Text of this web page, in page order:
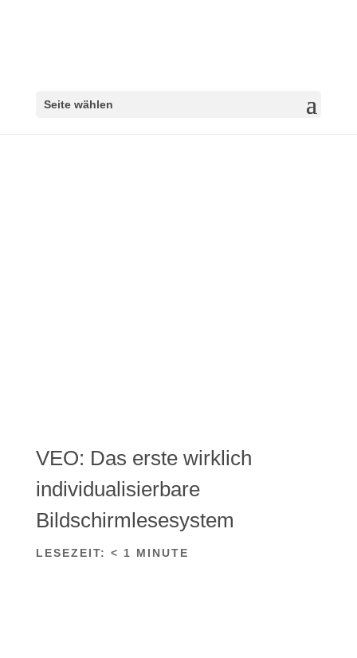
Seite wählen
VEO: Das erste wirklich
individualisierbare
Bildschirmlesesystem
LESEZEIT: < 1 MINUTE